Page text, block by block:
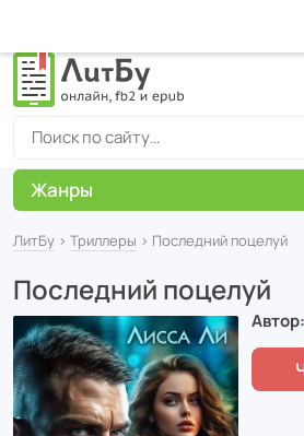
ЛитБу › Триллеры › Последний поцелуй
Последний поцелуй
Автор:
Жанры